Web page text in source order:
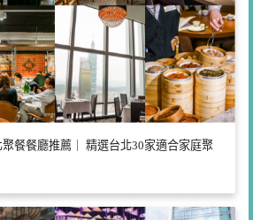
餐餐廳推薦｜ 精選台北30家適合家庭聚